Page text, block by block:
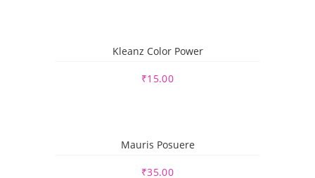
Kleanz Color Power
₹15.00
Mauris Posuere
₹35.00